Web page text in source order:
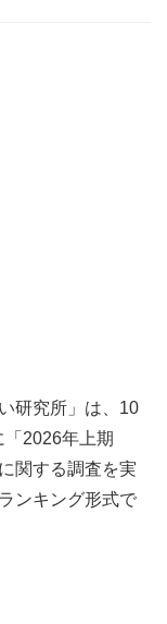
研究所」は、10
2026年上期
関する調査を実
ンキング形式で